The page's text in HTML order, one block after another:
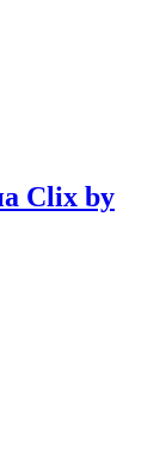
Clix by